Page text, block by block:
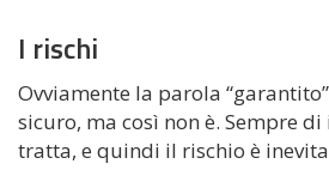
I rischi
Ovviamente la parola
sicuro, ma così non è. Sempre
tratta, e quindi il rischio è